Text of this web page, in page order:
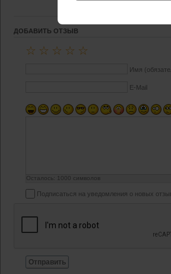
ДОБАВИТЬ ОТЗЫВ
☆
☆
☆
☆
☆
Имя
E-Mail
Осталось: 1000 символов
Подписаться на уведомления о новых
Отправить